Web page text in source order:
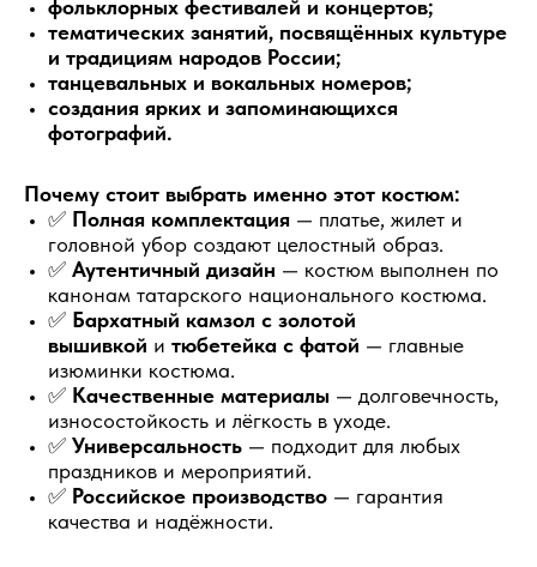
фольклорных фестивалей и концертов;
тематических занятий, посвящённых культуре
и традициям народов России;
танцевальных и вокальных номеров;
создания ярких и запоминающихся
фотографий.
Почему стоит выбрать именно этот костюм:
✅ Полная комплектация — платье, жилет и
головной убор создают целостный образ.
✅ Аутентичный дизайн — костюм выполнен по
канонам татарского национального костюма.
✅ Бархатный камзол с золотой
вышивкой и тюбетейка с фатой — главные
изюминки костюма.
✅ Качественные материалы — долговечность,
износостойкость и лёгкость в уходе.
✅ Универсальность — подходит для любых
праздников и мероприятий.
✅ Российское производство — гарантия
качества и надёжности.